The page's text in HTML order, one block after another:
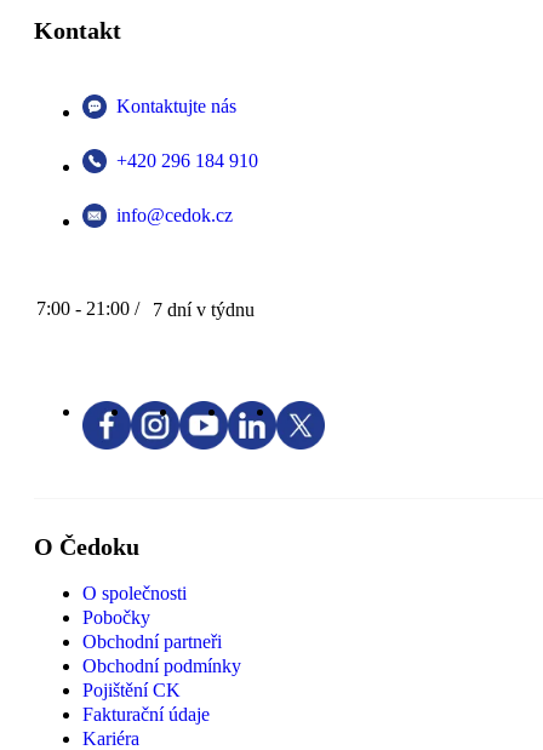
Kontakt
Kontaktujte nás
+420 296 184 910
info@cedok.cz
7:00 - 21:00 / 7 dní v týdnu
O Čedoku
O společnosti
Pobočky
Obchodní partneři
Obchodní podmínky
Pojištění CK
Fakturační údaje
Kariéra